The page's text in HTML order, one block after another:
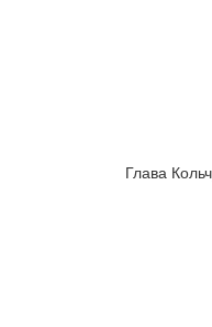
Глава